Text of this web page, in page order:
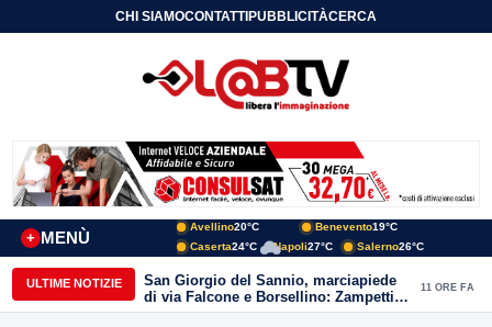
CHI SIAMOCONTATTIPUBBLICITÀCERCA
MENÙ
+
Avellino20°C Benevento19°C
Caserta24°C Napoli27°C Salerno26°C
ULTIME NOTIZIE
San Giorgio del Sannio, marciapiede
di via Falcone e Borsellino: Zampetti e
Lombardi replicano alle polemiche
11 ORE FA